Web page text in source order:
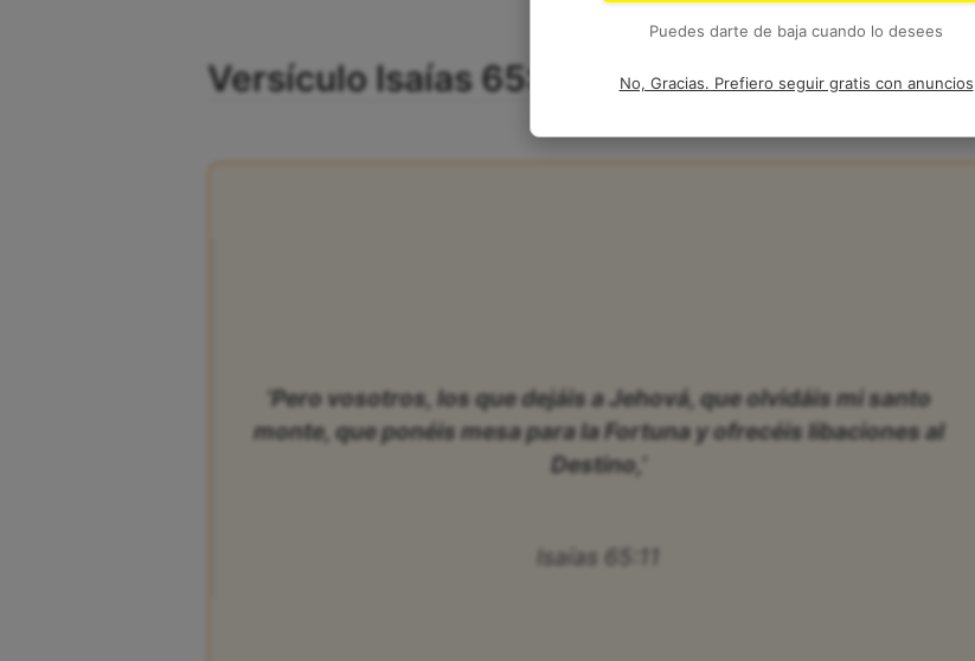
Versículo Isaías 65:11
‘Pero vosotros, los que dejáis a Jehová, que olvidáis mi santo
monte, que ponéis mesa para la Fortuna y ofrecéis libaciones al
Destino,’
Isaías 65:11
Puedes darte de baja cuando lo desees
No, Gracias. Prefiero seguir gratis con anuncios